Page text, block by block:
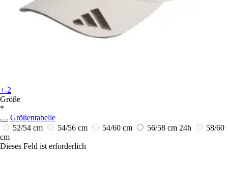
+-2
Größe
*
Größentabelle
52/54 cm
54/56 cm 54/60 cm 56/58 cm 24h
58/60
cm
Dieses Feld ist erforderlich